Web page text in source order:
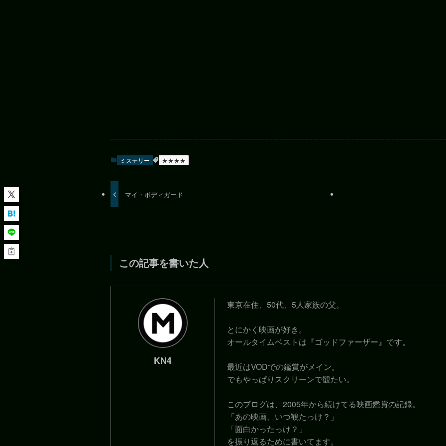
ミステリー ★★★★
マイ・ボディガード
この記事を書いた人
KN4
東京在住、50代、5人家族の父。
とにかく映画が好き。
オールタイムベストは『ゴッドファーザー』です。
最近はVODでの鑑賞がメイン。
でもやっぱりスクリーンで観たい。
このブログは、2005年から続けてる映画鑑賞の記録。
「あの映画、いつ観たっけ？」
「面白かったっけ？」
を振り返るために書いてます。